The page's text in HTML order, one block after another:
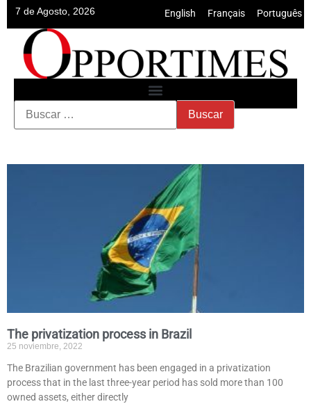
7 de Agosto, 2026 English Français Português
The privatization process in Brazil
25 noviembre, 2022
The Brazilian government has been engaged in a privatization
process that in the last three-year period has sold more than 100
owned assets, either directly